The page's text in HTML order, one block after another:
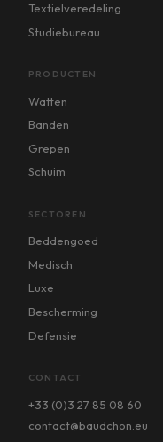
Textielveredeling
Studiebureau
PRODUCTEN
Watten
Banden
Grepen
Schuim
SECTOREN
Beddengoed
Medisch
Luxe
Bescherming
Defensie
CONTACT
+33 (0)3 27 85 08 60
contact@baudchon.eu